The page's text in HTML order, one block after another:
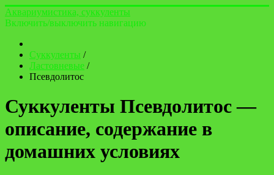
Аквариумистика, суккуленты
Включить/выключить навигацию
Суккуленты /
Ластовневые /
Псевдолитос
Суккуленты Псевдолитос —
описание, содержание в
домашних условиях